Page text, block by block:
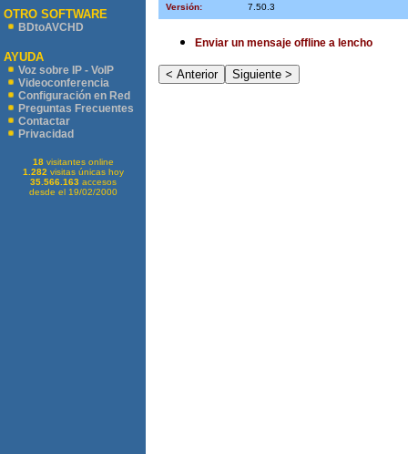
OTRO SOFTWARE
BDtoAVCHD
AYUDA
Voz sobre IP - VoIP
Videoconferencia
Configuración en Red
Preguntas Frecuentes
Contactar
Privacidad
18visitantes online
1.282 visitas únicas hoy
35.566.163 accesos
desde el 19/02/2000
Versión:
7.50.3
Enviar un mensaje offline a lencho